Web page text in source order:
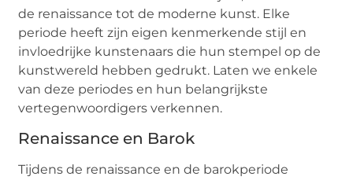
de renaissance tot de moderne kunst. Elke
periode heeft zijn eigen kenmerkende stijl en
invloedrijke kunstenaars die hun stempel op de
kunstwereld hebben gedrukt. Laten we enkele
van deze periodes en hun belangrijkste
vertegenwoordigers verkennen.
Renaissance en Barok
Tijdens de renaissance en de barokperiode